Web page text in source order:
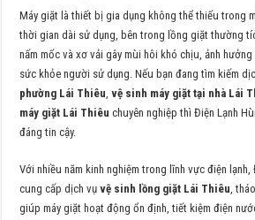
Máy giặt là thiết bị gia dụng không thể thiếu trong
thời gian dài sử dụng, bên trong lồng giặt thường
nấm mốc và xơ vải gây mùi hôi khó chịu, ảnh
sức khỏe người sử dụng. Nếu bạn đang tìm kiếm
phường Lái Thiêu,vệ sinh máy giặt tại nhà Lái
máy giặt Lái Thiêu chuyên nghiệp thì Điện Lạnh
đáng tin cậy.
Với nhiều năm kinh nghiệm trong lĩnh vực điện lạnh,
cung cấp dịch vụvệ sinh lồng giặt Lái Thiêu,
giúp máy giặt hoạt động ổn định, tiết kiệm điện